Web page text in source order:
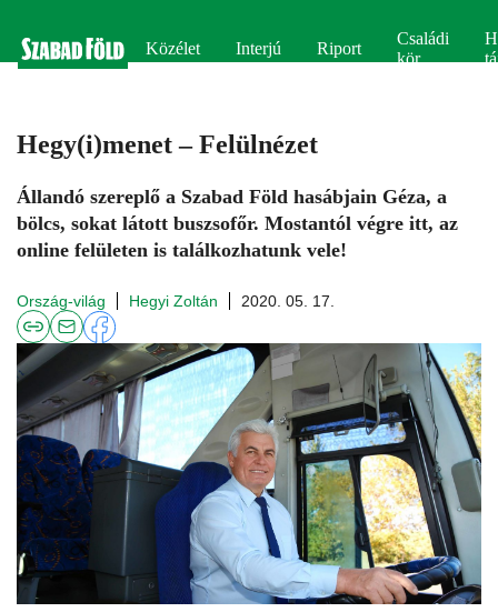
Közélet Interjú Riport
Családi
kör
Hegy(i)menet – Felülnézet
Állandó szereplő a Szabad Föld hasábjain Géza, a
bölcs, sokat látott buszsofőr. Mostantól végre itt, az
online felületen is találkozhatunk vele!
Ország-világ Hegyi Zoltán 2020. 05. 17.